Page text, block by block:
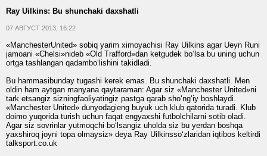
Ray Uilkins: Bu shunchaki daxshatli
07 АВГУСТ 2013, 16:22
«ManchesterUnited» sobiq yarim ximoyachisi Ray Uilkins agar Ueyn Runi
jamoani «Chelsi»nideb «Old Trafford»dan ketgudek bo‘lsa bu uning uchun
ortga tashlangan qadambo‘lishini takidladi.
Bu hammasibunday tugashi kerek emas. Bu shunchaki daxshatli. Men
oldin ham aytgan manyana qaytaraman: Agar siz «Manchester United»ni
tark etsangiz sizningfaoliyatingiz pastga qarab sho‘ng‘iy boshlaydi.
«Manchester United» dunyodagieng buyuk uch klub qatorida turadi. Klub
doimo yuqorida turish uchun faqat engyaxshi futbolchilarni sotib oladi.
Agar siz sovrinlar yutmoqchi bo‘lsangiz uholda siz bu yerdan boshqa
yaxshiroq joyni topa olmaysiz» deya Ray Uilkinsso‘zlaridan iqtibos keltirdi
talksport.co.uk